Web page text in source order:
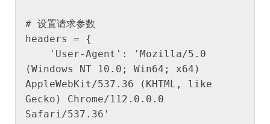
# 设置请求参数
headers = {
(Windows NT 10.0; Win64; x64)
AppleWebKit/537.36 (KHTML, like
Gecko) Chrome/112.0.0.0
Safari/537.36'